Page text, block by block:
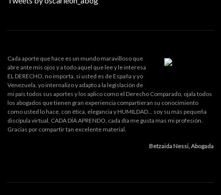
Cada aporte que hace es un mundo maravilloso que
abre ante mis ojos y a todo aquel que lee y le interesa
EL DERECHO, no importa, si usted es de España y yo
Venezuela, yo internalizo y adapto a la legislación de
mi país todos sus aportes y los aplico como el Derecho Comparado, ojala todos
los abogados que tienen gran experiencia compartieran su conocimiento
como usted lo hace, con ética, elegancia y HUMILDAD... soy su más pequeña
discípula virtual. CADA DÍA APRENDO, cada día me gusta mas mi profesión.
Gracias por compartir tan excelente material.
Betzaida Nessi, Abogada